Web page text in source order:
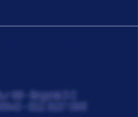
68 - Bogotá D.C
- 322 3201065